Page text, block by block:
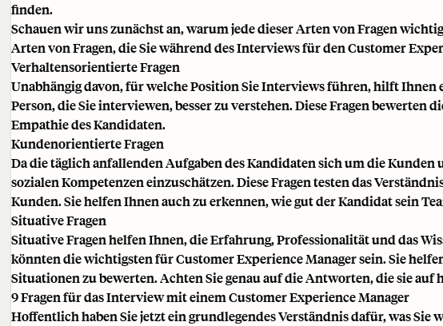
finden.
Schauen wir uns zunächst an, warum jede dieser Arten von Fragen
Arten von Fragen, die Sie während des Interviews für den Customer
Verhaltensorientierte Fragen
Unabhängig davon, für welche Position Sie Interviews führen, hilft Ihnen
Person, die Sie interviewen, besser zu verstehen. Diese Fragen bewerten
Empathie des Kandidaten.
Kundenorientierte Fragen
Da die täglich anfallenden Aufgaben des Kandidaten sich um die
sozialen Kompetenzen einzuschätzen. Diese Fragen testen das
Kunden. Sie helfen Ihnen auch zu erkennen, wie gut der Kandidat sein
Situative Fragen
Situative Fragen helfen Ihnen, die Erfahrung, Professionalität und das
könnten die wichtigsten für Customer Experience Manager sein. Sie
Situationen zu bewerten. Achten Sie genau auf die Antworten, die sie auf
9 Fragen für das Interview mit einem Customer Experience Manager
Hoffentlich haben Sie jetzt ein grundlegendes Verständnis dafür, was